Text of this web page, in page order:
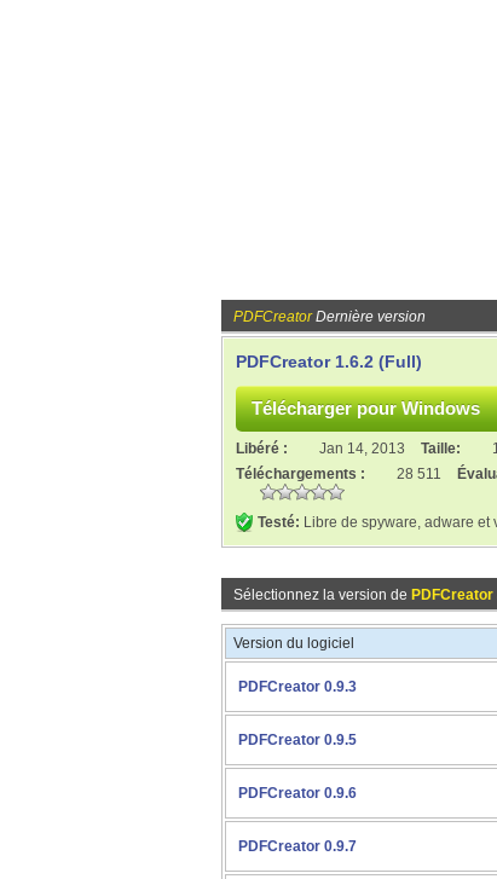
PDFCreatorDernière version
PDFCreator 1.6.2 (Full)
Libéré : Jan 14, 2013 Taille:
Téléchargements :
28 511
Testé: Libre de spyware, adware et
Sélectionnez la version de PDFCreator
Version du logiciel
PDFCreator 0.9.3
PDFCreator 0.9.5
PDFCreator 0.9.6
PDFCreator 0.9.7